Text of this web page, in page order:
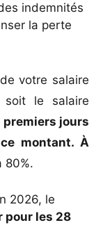
indemnités
la perte
votre salaire
le salaire
premiers jours
montant. À
80%.
2026, le
pour les 28